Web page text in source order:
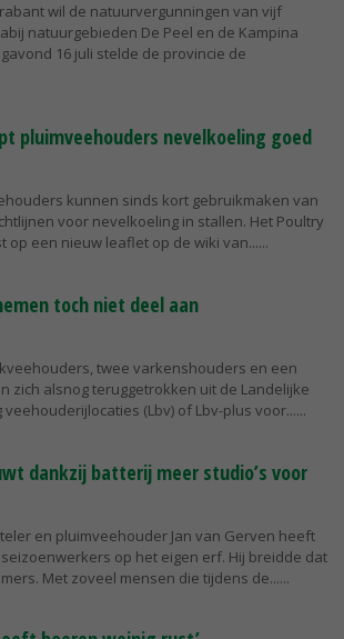
wil de natuurvergunningen van vijf
natuurgebieden De Peel en de Kampina
16 juli stelde de provincie de
pluimveehouders nevelkoeling goed
kunnen sinds kort gebruikmaken van
voor nevelkoeling in stallen. Het Poultry
op een nieuw leaflet op de wiki van...
toch niet deel aan
twee varkenshouders en een
zich alsnog teruggetrokken uit de Landelijke
(Lbv) of Lbv-plus voor...
dankzij batterij meer studio’s voor
en pluimveehouder Jan van Gerven heeft
op het eigen erf. Hij breidde dat
Met zoveel mensen die tijdens de...